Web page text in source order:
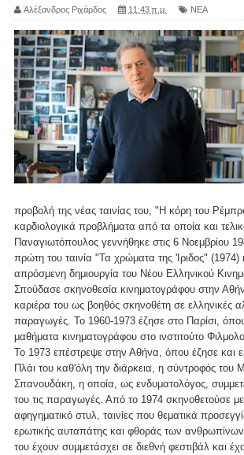
Αλέξανδρος Ριχάρδος 11:43 π.μ. ΝΕΑ
προβολή της νέας ταινίας του, "Η κόρη του
καρδιολογικά προβλήματα από τα οποία και
Παναγιωτόπουλος γεννήθηκε στις 6 Νοεμβρίου
πρώτη του ταινία "Τα χρώματα της 'Ιριδος" (1974)
απρόσμενη δημιουργία του Νέου Ελληνικού
Σπούδασε σκηνοθεσία κινηματογράφου στην
καριέρα του ως βοηθός σκηνοθέτη σε ελληνικές
παραγωγές. Το 1960-1973 έζησε στο Παρίσι,
μαθήματα κινηματογράφου στο ινστιτούτο
Το 1973 επέστρεψε στην Αθήνα, όπου έζησε και
Πλάι του καθ'όλη την διάρκεια, η σύντροφός του
Σπανουδάκη, η οποία, ως ενδυματολόγος,
του τις παραγωγές. Από το 1974 σκηνοθετούσε
αφηγηματικό στυλ, ταινίες που θεματικά
ερωτικής αυταπάτης και φθοράς των
του έχουν συμμετάσχει σε διεθνή φεστιβάλ και